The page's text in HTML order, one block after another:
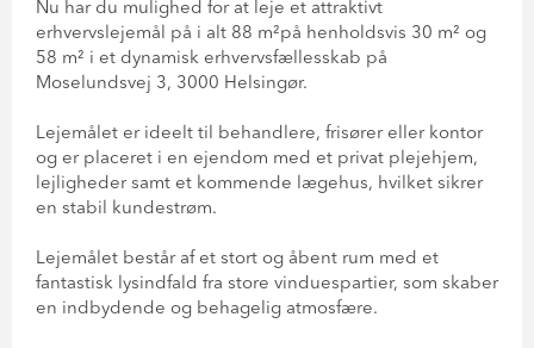
Nu har du mulighed for at leje et attraktivt
erhvervslejemål på i alt 88 m²på henholdsvis 30 m² og
58 m² i et dynamisk erhvervsfællesskab på
Moselundsvej 3, 3000 Helsingør.
Lejemålet er ideelt til behandlere, frisører eller kontor
og er placeret i en ejendom med et privat plejehjem,
lejligheder samt et kommende lægehus, hvilket sikrer
en stabil kundestrøm.
Lejemålet består af et stort og åbent rum med et
fantastisk lysindfald fra store vinduespartier, som skaber
en indbydende og behagelig atmosfære.